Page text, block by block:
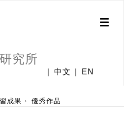
Toggle
究所
中文 EN
成果 優秀作品